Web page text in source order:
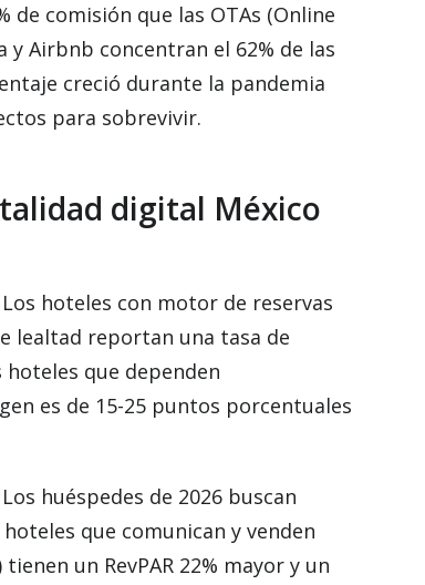
de comisión que las OTAs (Online
y Airbnb concentran el 62% de las
creció durante la pandemia
para sobrevivir.
digital México
Los hoteles con motor de reservas
lealtad reportan una tasa de
hoteles que dependen
es de 15-25 puntos porcentuales
Los huéspedes de 2026 buscan
que comunican y venden
un RevPAR 22% mayor y un